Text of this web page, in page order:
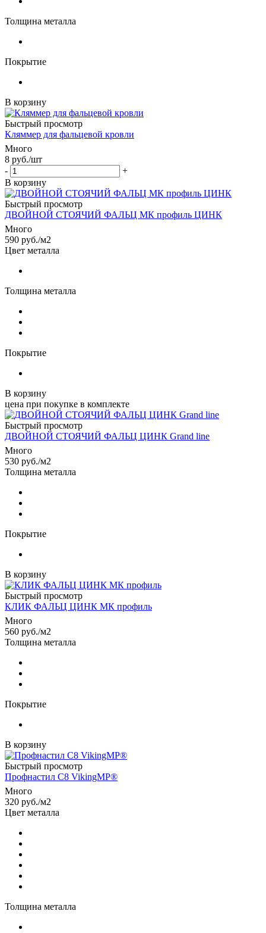
Толщина металла
Покрытие
В корзину
Быстрый просмотр
Кляммер для фальцевой кровли
Много
8 руб./шт
-
+
В корзину
Быстрый просмотр
ДВОЙНОЙ СТОЯЧИЙ ФАЛЬЦ МК профиль ЦИНК
Много
590 руб./м2
Цвет металла
Толщина металла
Покрытие
В корзину
цена при покупке в комплекте
Быстрый просмотр
ДВОЙНОЙ СТОЯЧИЙ ФАЛЬЦ ЦИНК Grand line
Много
530 руб./м2
Толщина металла
Покрытие
В корзину
Быстрый просмотр
КЛИК ФАЛЬЦ ЦИНК МК профиль
Много
560 руб./м2
Толщина металла
Покрытие
В корзину
Быстрый просмотр
Профнастил С8 VikingMP®
Много
320 руб./м2
Цвет металла
Толщина металла